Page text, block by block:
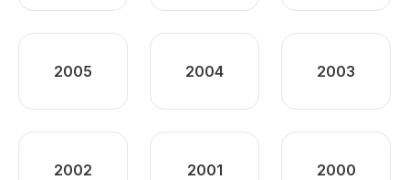
2005 2004 2003
2002 2001 2000